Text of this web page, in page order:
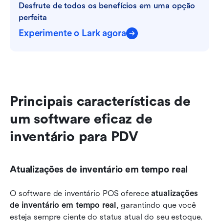
Desfrute de todos os benefícios em uma opção
perfeita
Experimente o Lark agora
Principais características de
um software eficaz de
inventário para PDV
Atualizações de inventário em tempo real
O software de inventário POS oferece atualizações
de inventário em tempo real, garantindo que você
esteja sempre ciente do status atual do seu estoque.